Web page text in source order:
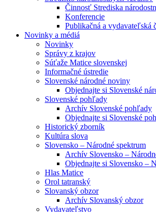
Činnosť Strediska
Konferencie
Publikačná a vydavateľská
Novinky a médiá
Novinky
Správy z krajov
Súťaže Matice slovenskej
Informačné ústredie
Slovenské národné noviny
Objednajte si Slovenské
Slovenské pohľady
Archív Slovenské pohľady
Objednajte si Slovenské
Historický zborník
Kultúra slova
Slovensko – Národné spektrum
Archív Slovensko –
Objednajte si Slovensko –
Hlas Matice
Orol tatranský
Slovanský obzor
Archív Slovanský obzor
Vydavateľstvo